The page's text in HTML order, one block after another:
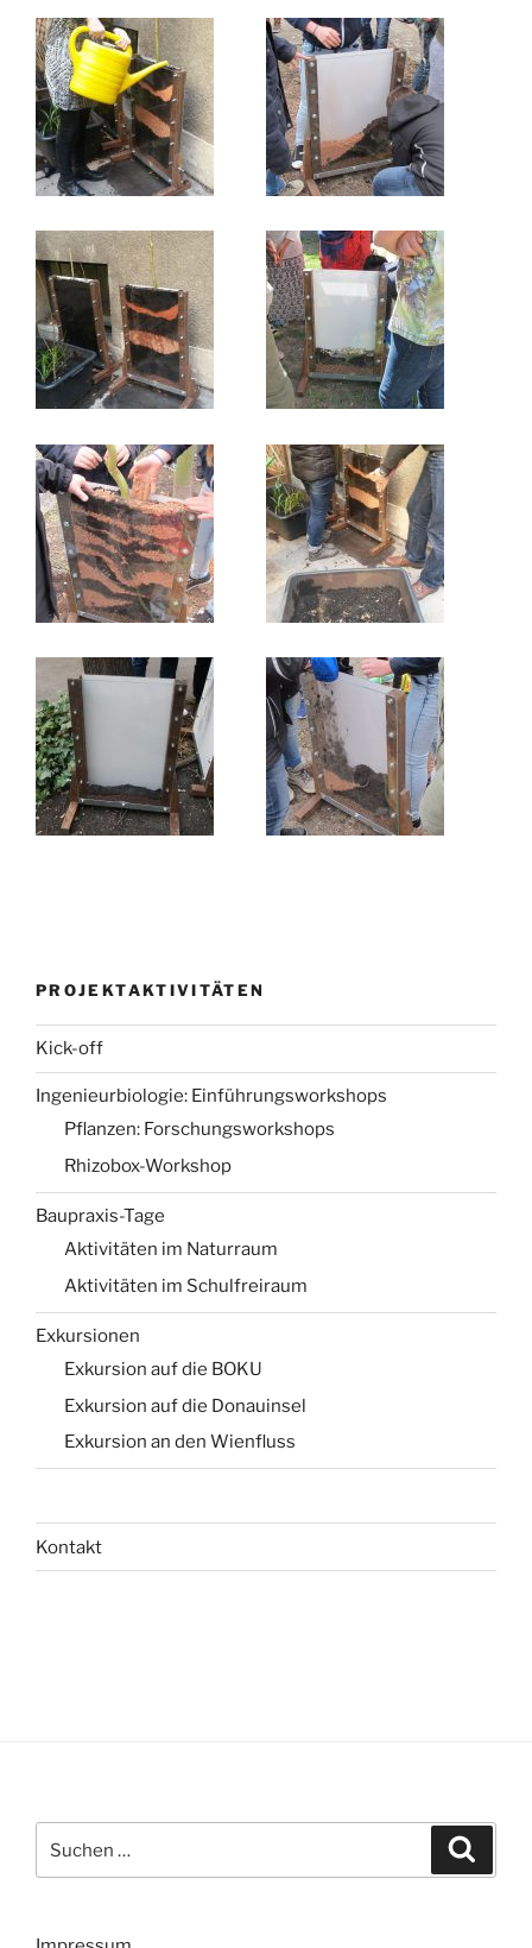
PROJEKTAKTIVITÄTEN
Kick-off
Ingenieurbiologie: Einführungsworkshops
Pflanzen: Forschungsworkshops
Rhizobox-Workshop
Baupraxis-Tage
Aktivitäten im Naturraum
Aktivitäten im Schulfreiraum
Exkursionen
Exkursion auf die BOKU
Exkursion auf die Donauinsel
Exkursion an den Wienfluss
Kontakt
nach: